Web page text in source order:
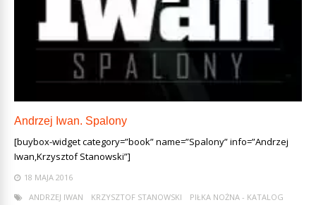
Andrzej Iwan. Spalony
[buybox-widget category=”book” name=”Spalony” info=”Andrzej
Iwan,Krzysztof Stanowski”]
18 MAJA 2016
ANDRZEJ IWAN
KRZYSZTOF STANOWSKI
PIŁKA NOŻNA - KATALOG